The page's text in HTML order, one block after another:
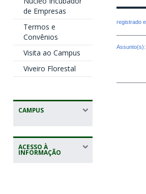
de Empresas
Termos e
Convênios
Visita ao Campus
Viveiro Florestal
CAMPUS
ACESSO À
INFORMAÇÃO
registrado
Assunto(s):